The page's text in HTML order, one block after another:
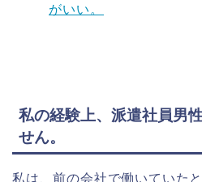
がいい。
私の経験上、派遣社員男
せん。
私は、前の会社で働いていた